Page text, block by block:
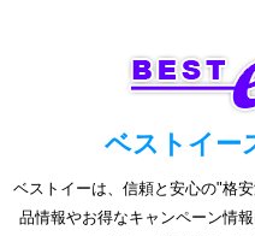
ベストイー
ベストイーは、信頼と安心の"格
品情報やお得なキャンペーン情